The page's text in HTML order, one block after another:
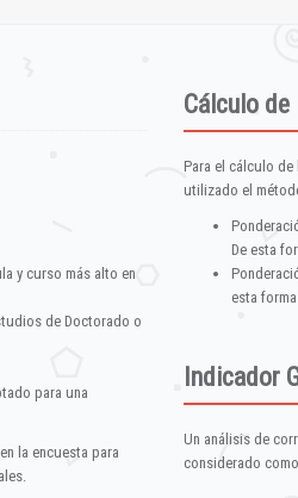
y curso más alto en
de Doctorado o
para una
la encuesta para
Cálculo
Para el cálculo
utilizado el
De esta
esta
Indicador
Un análisis de
considerado